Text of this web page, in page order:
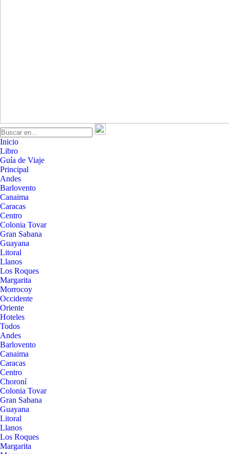
Inicio
Libro
Guía de Viaje
Principal
Andes
Barlovento
Canaima
Caracas
Centro
Colonia Tovar
Gran Sabana
Guayana
Litoral
Llanos
Los Roques
Margarita
Morrocoy
Occidente
Oriente
Hoteles
Todos
Andes
Barlovento
Canaima
Caracas
Centro
Choroní
Colonia Tovar
Gran Sabana
Guayana
Litoral
Llanos
Los Roques
Margarita